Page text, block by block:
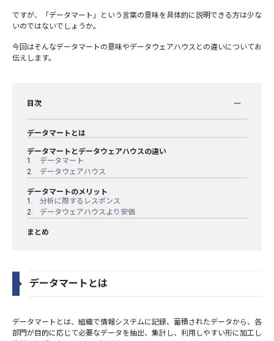
ですが、「データマート」という言葉の意味を具体的に説明できる方は少な
いのではないでしょうか。
今回はそんなデータマートの意味やデータウェアハウスとの違いについてお
伝えします。
目次
データマートとは
データマートとデータウェアハウスの違い
データマート
データウェアハウス
データマートのメリット
分析に際するレスポンス
データウェアハウスより安価
まとめ
データマートとは
データマートとは、組織で情報システムに記録、蓄積されたデータから、各
部門が目的に応じて必要なデータを抽出、集計し、利用しやすい形に加工し